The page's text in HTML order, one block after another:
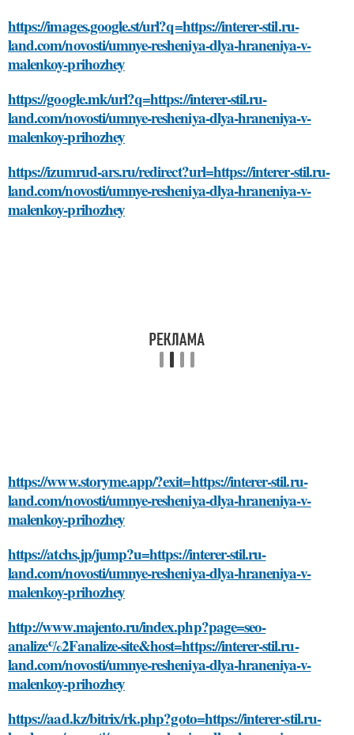
https://images.google.st/url?q=https://interer-stil.ru-
land.com/novosti/umnye-resheniya-dlya-hraneniya-v-
malenkoy-prihozhey
https://google.mk/url?q=https://interer-stil.ru-
land.com/novosti/umnye-resheniya-dlya-hraneniya-v-
malenkoy-prihozhey
https://izumrud-ars.ru/redirect?url=https://interer-stil.ru-
land.com/novosti/umnye-resheniya-dlya-hraneniya-v-
malenkoy-prihozhey
https://www.storyme.app/?exit=https://interer-stil.ru-
land.com/novosti/umnye-resheniya-dlya-hraneniya-v-
malenkoy-prihozhey
https://atchs.jp/jump?u=https://interer-stil.ru-
land.com/novosti/umnye-resheniya-dlya-hraneniya-v-
malenkoy-prihozhey
http://www.majento.ru/index.php?page=seo-
analize%2Fanalize-site&host=https://interer-stil.ru-
land.com/novosti/umnye-resheniya-dlya-hraneniya-v-
malenkoy-prihozhey
https://aad.kz/bitrix/rk.php?goto=https://interer-stil.ru-